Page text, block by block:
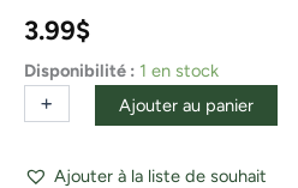
3.99$
Disponibilité : 1 en stock
-
+ Ajouter au panier
Ajouter à la liste de souhait